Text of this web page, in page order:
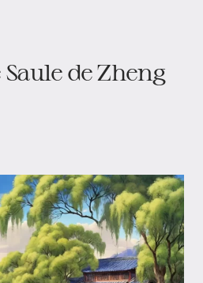
de Zheng